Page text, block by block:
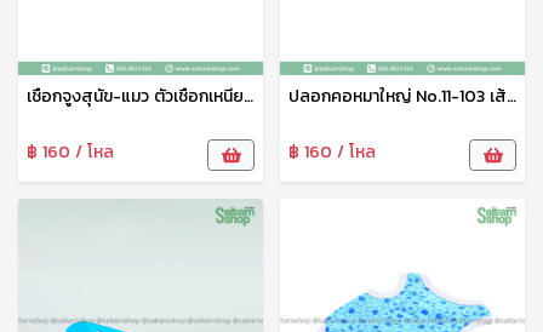
เชือกจูงสุนัข-แมว ตัวเชือกเหนียว ไม่ขาดง่ายใช่ได้ยาวนาน No.11-104
฿ 160 / โหล
ปลอกคอหมาใหญ่ No.11-103 เส้นใหญ่ไม่หลุดไม่ขาดง่าย
฿ 160 / โหล